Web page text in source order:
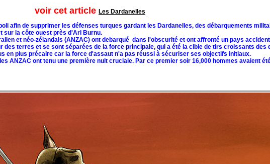
voir cet article Les Dardanelles
afin de supprimer les défenses turques gardant les Dardanelles, des débarquements
sur la côte ouest près d'Ari Burnu.
et néo-zélandais (ANZAC) ont debarqué dans l'obscurité et ont affronté un pays
terres et se sont séparées de la force principale, qui a été la cible de tirs croissants des
en plus précaire car la force d'assaut n'a pas réussi à sécuriser ses objectifs initiaux.
ANZAC ont tenu une première nuit cruciale. Par ce premier soir 16,000 hommes avaient